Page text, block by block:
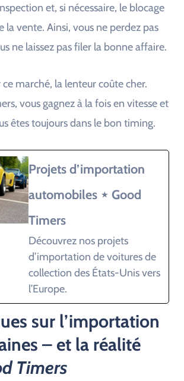
et, si nécessaire, le blocage
vente. Ainsi, vous ne perdez pas
ne laissez pas filer la bonne affaire.
ce marché, la lenteur coûte cher.
vous gagnez à la fois en vitesse et
êtes toujours dans le bon timing.
Projets d’importation
automobiles ⋆ Good
Timers
Découvrez nos projets
d’importation de voitures de
collection des États-Unis vers
l’Europe.
sur l’importation
– et la réalité
Timers